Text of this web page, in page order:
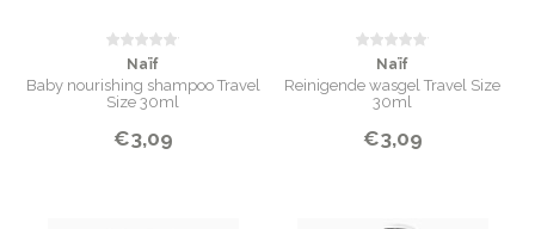
Naïf
Baby nourishing shampoo Travel
Size 30ml
€3,09
Naïf
Reinigende wasgel Travel Size
30ml
€3,09